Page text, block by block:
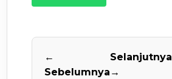
←
Sebelumnya
Selanjutnya
→